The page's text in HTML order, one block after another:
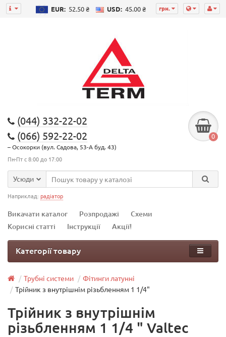
грн.
EUR: 52.50 ₴ USD: 45.00 ₴
(044) 332-22-02
(066) 592-22-02
– Осокорки (вул. Садова, 53-А буд. 43)
Пн-Пт с 8:00 до 17:00
0
Усюди
Наприклад: радіатор
Викачати каталог Розпродажі
Схеми
Корисні статті
Інструкції Акції!
Категорії товару
Трубні системи
Фітинги латунні
Трійник з внутрішнім різьбленням 1 1/4"
Трійник з внутрішнім
різьбленням 1 1/4 " Valtec